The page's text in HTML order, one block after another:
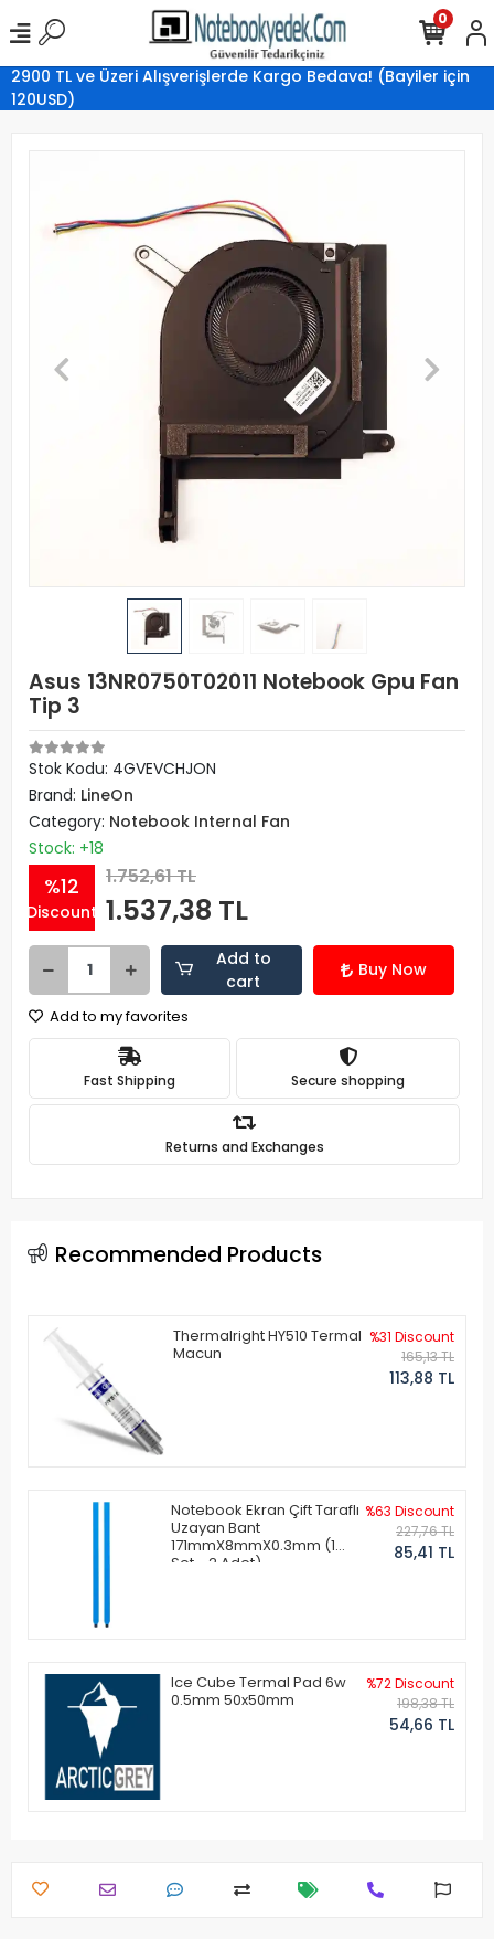
2900 TL ve Üzeri Alışverişlerde Kargo Bedava! (Bayiler için
120USD)
0
Asus 13NR0750T02011 Notebook Gpu Fan
Tip 3
Stok Kodu: 4GVEVCHJON
Brand: LineOn
Category: Notebook Internal Fan
Stock: +18
%12
Discount
1.752,61 TL
1.537,38 TL
Add to
cart
Buy Now
Add to my favorites
Fast Shipping Secure shopping
Returns and Exchanges
Recommended Products
Thermalright HY510 Termal
Macun
%31 Discount
165,13 TL
113,88 TL
Notebook Ekran Çift Taraflı
Uzayan Bant
171mmX8mmX0.3mm (1
Set - 2 Adet)
%63 Discount
227,76 TL
85,41 TL
Ice Cube Termal Pad 6w
0.5mm 50x50mm
%72 Discount
198,38 TL
54,66 TL